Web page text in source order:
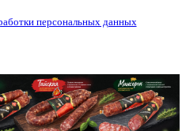
персональных данных